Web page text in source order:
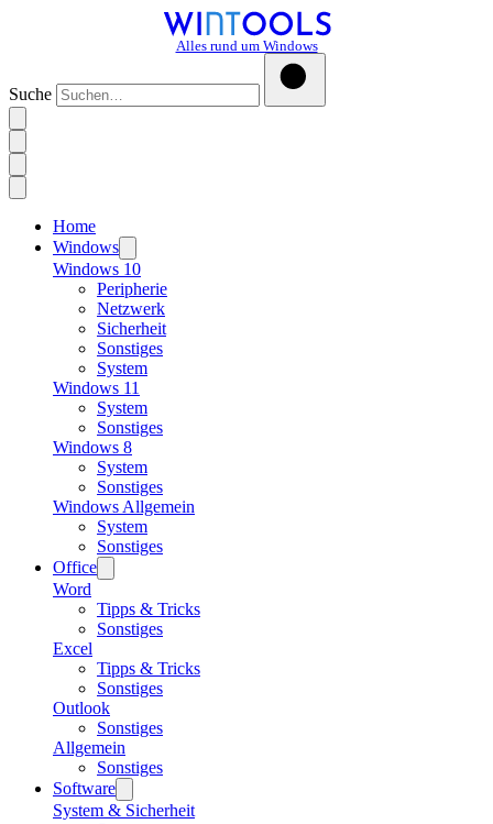
Alles rund um Windows
Suche
Home
Windows
Windows 10
Peripherie
Netzwerk
Sicherheit
Sonstiges
System
Windows 11
System
Sonstiges
Windows 8
System
Sonstiges
Windows Allgemein
System
Sonstiges
Office
Word
Tipps & Tricks
Sonstiges
Excel
Tipps & Tricks
Sonstiges
Outlook
Sonstiges
Allgemein
Sonstiges
Software
System & Sicherheit